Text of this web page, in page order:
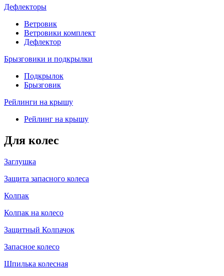
Дефлекторы
Ветровик
Ветровики комплект
Дефлектор
Брызговики и подкрылки
Подкрылок
Брызговик
Рейлинги на крышу
Рейлинг на крышу
Для колес
Заглушка
Защита запасного колеса
Колпак
Колпак на колесо
Защитный Колпачок
Запасное колесо
Шпилька колесная